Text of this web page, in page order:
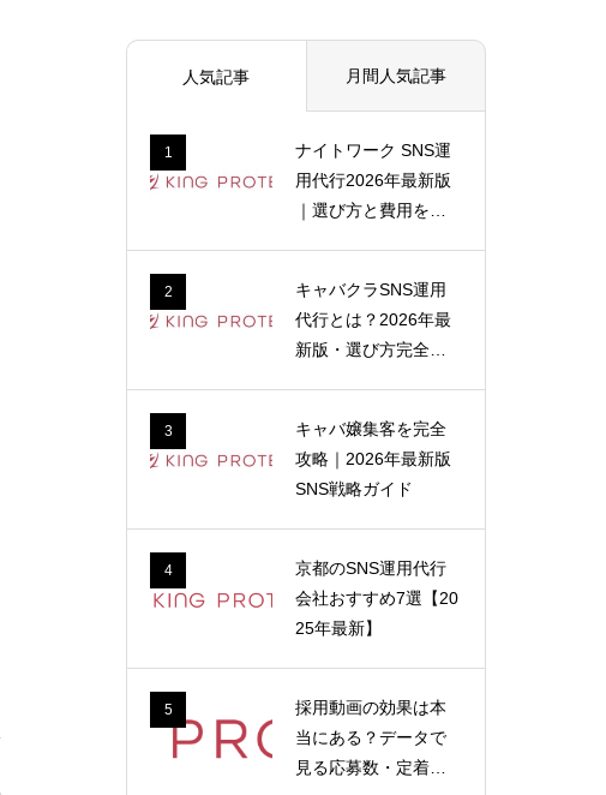
人気記事 月間人気記事
1
ナイトワーク SNS運
用代行2026年最新版
｜選び方と費用を解
2
キャバクラSNS運用
代行とは？2026年最
新版・選び方完全ガ
3
キャバ嬢集客を完全
攻略｜2026年最新版
SNS戦略ガイド
4
京都のSNS運用代行
会社おすすめ7選【20
25年最新】
5
採用動画の効果は本
当にある？データで
見る応募数・定着率